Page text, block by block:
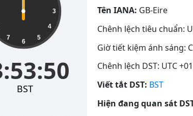
3
4
5
6
7
BST
Tên IANA: GB-Eire
Chênh lệch tiêu chuẩn:
Giờ tiết kiệm ánh sáng:
Chênh lệch DST: UTC
Viết tắt DST: BST
Hiện đang quan sát